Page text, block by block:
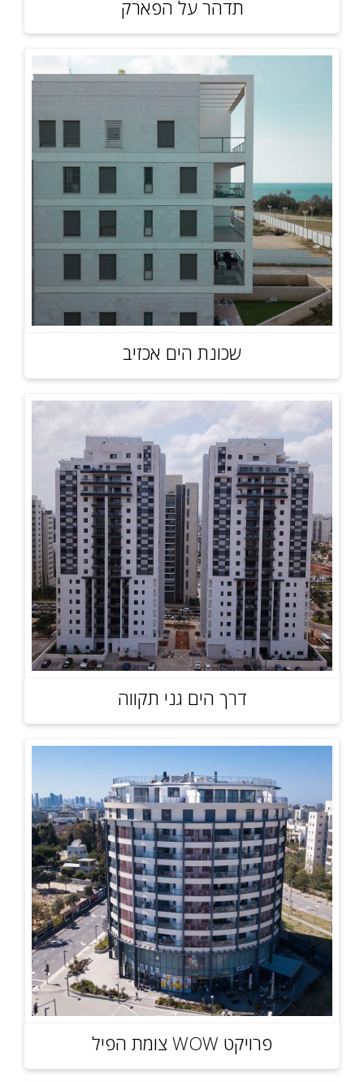
תדהר על הפארק
שכונת הים אכזיב
דרך הים גני תקווה
פרויקט WOW צומת הפיל